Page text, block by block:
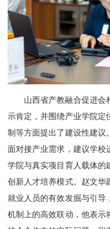
山西省产教融合促进会
示肯定，并围绕产业学院定
制等方面提出了建设性建议
面对接产业需求，建议学校
学院与真实项目育人载体的
创新人才培养模式。赵文华
就业人员的有效发掘与引导
机制上的高效联动，他表示